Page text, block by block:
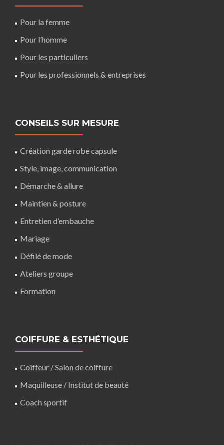
Pour la femme
Pour l’homme
Pour les particuliers
Pour les professionnels & entreprises
CONSEILS SUR MESURE
Création garde robe capsule
Style, image, communication
Démarche & allure
Maintien & posture
Entretien d’embauche
Mariage
Défilé de mode
Ateliers groupe
Formation
COIFFURE & ESTHÉTIQUE
Coiffeur /Salon de coiffure
Maquilleuse / Institut de beauté
Coach sportif